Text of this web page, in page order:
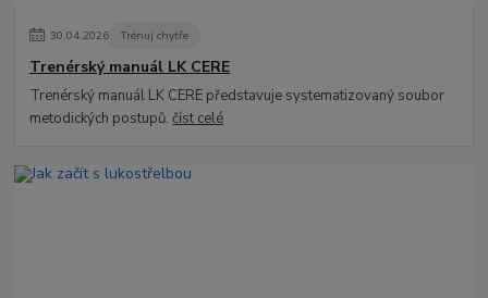
30.04.2026 Trénuj chytře
Trenérský manuál LK CERE
Trenérský manuál LK CERE představuje systematizovaný soubor
metodických postupů.číst celé